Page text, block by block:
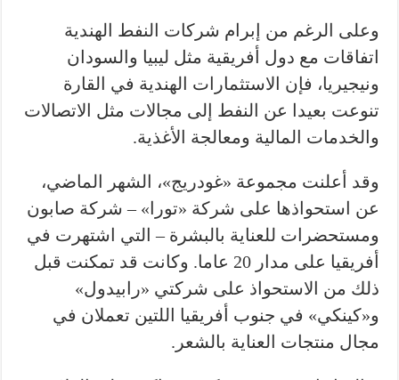
وعلى الرغم من إبرام شركات النفط الهندية
اتفاقات مع دول أفريقية مثل ليبيا والسودان
ونيجيريا، فإن الاستثمارات الهندية في القارة
تنوعت بعيدا عن النفط إلى مجالات مثل الاتصالات
والخدمات المالية ومعالجة الأغذية.
وقد أعلنت مجموعة «غودريج»، الشهر الماضي،
عن استحواذها على شركة «تورا» – شركة صابون
ومستحضرات للعناية بالبشرة – التي اشتهرت في
أفريقيا على مدار 20 عاما. وكانت قد تمكنت قبل
ذلك من الاستحواذ على شركتي «رابيدول»
و«كينكي» في جنوب أفريقيا اللتين تعملان في
مجال منتجات العناية بالشعر.